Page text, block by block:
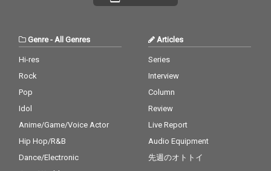
Genre- All Genres
Hi-res
Rock
Pop
Idol
Anime/Game/Voice Actor
Hip Hop/R&B
Dance/Electronic
Articles
Series
Interview
Column
Review
Live Report
Audio Equipment
先週のオトトイ